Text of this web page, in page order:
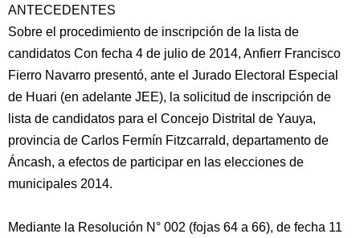
ANTECEDENTES
Sobre el procedimiento de inscripción de la lista de
candidatos Con fecha 4 de julio de 2014, Anfierr Francisco
Fierro Navarro presentó, ante el Jurado Electoral Especial
de Huari (en adelante JEE), la solicitud de inscripción de
lista de candidatos para el Concejo Distrital de Yauya,
provincia de Carlos Fermín Fitzcarrald, departamento de
Áncash, a efectos de participar en las elecciones de
municipales 2014.
Mediante la Resolución N° 002 (fojas 64 a 66), de fecha 11